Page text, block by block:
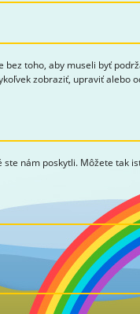
toho, aby museli byť
zobraziť, upraviť alebo
nám poskytli. Môžete tak